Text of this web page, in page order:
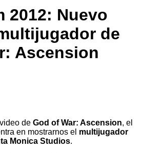
2012: Nuevo
de
Ascension
de God of War: Ascension, el
en mostrarnos el multijugador
Monica Studios.